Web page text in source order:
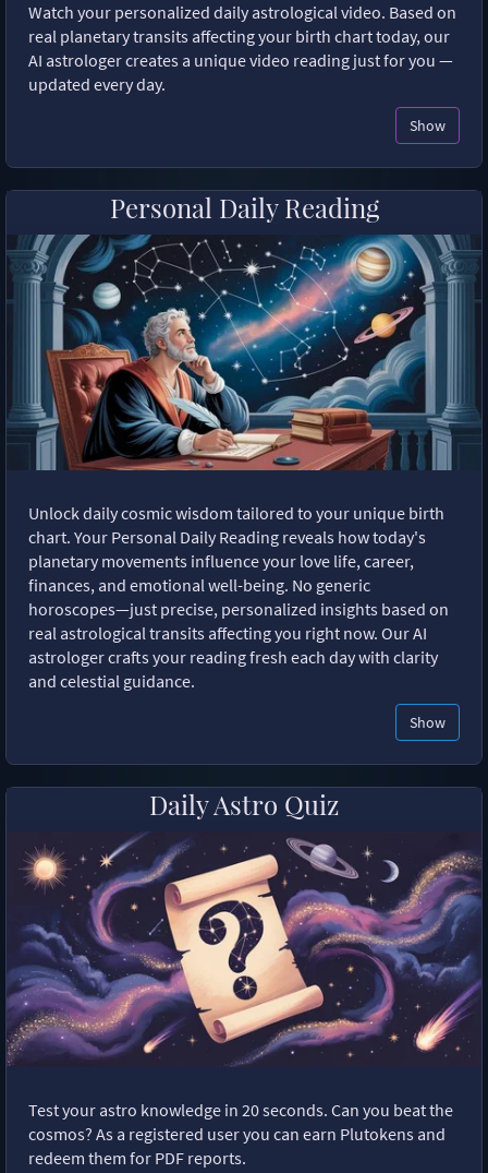
Watch your personalized daily astrological video. Based on
real planetary transits affecting your birth chart today, our
AI astrologer creates a unique video reading just for you —
updated every day.
Show
Personal Daily Reading
Unlock daily cosmic wisdom tailored to your unique birth
chart. Your Personal Daily Reading reveals how today's
planetary movements influence your love life, career,
finances, and emotional well-being. No generic
horoscopes—just precise, personalized insights based on
real astrological transits affecting you right now. Our AI
astrologer crafts your reading fresh each day with clarity
and celestial guidance.
Show
Daily Astro Quiz
Test your astro knowledge in 20 seconds. Can you beat the
cosmos? As a registered user you can earn Plutokens and
redeem them for PDF reports.